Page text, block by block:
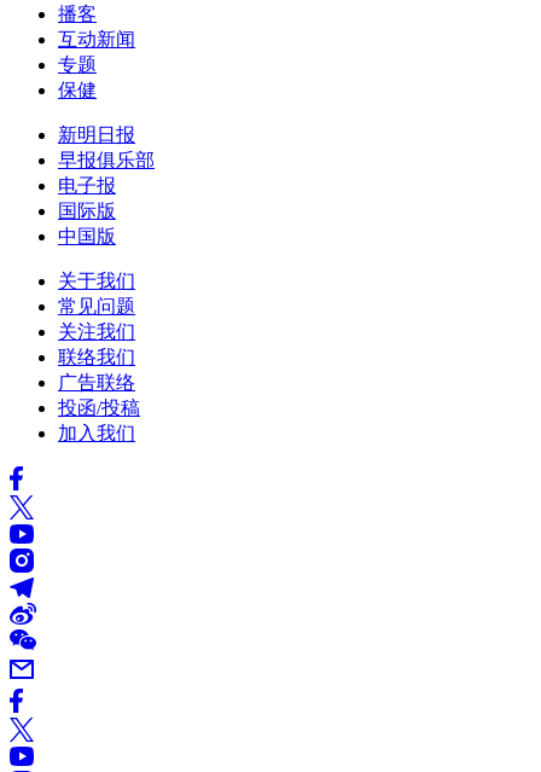
播客
互动新闻
专题
保健
新明日报
早报俱乐部
电子报
国际版
中国版
关于我们
常见问题
关注我们
联络我们
广告联络
投函/投稿
加入我们